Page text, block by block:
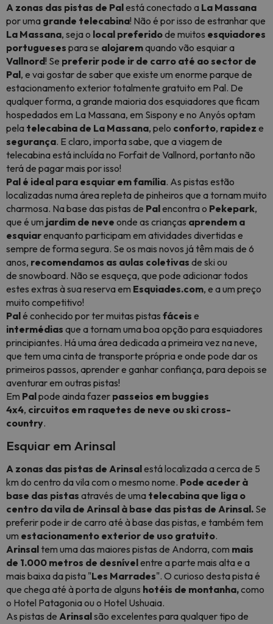
A zonas das pistas de Palestá conectado a La Massana
por uma grande telecabina! Não é por isso de estranhar que
La Massana, seja o local preferidode muitos esquiadores
portugueses para se alojaremquando vão esquiar a
Vallnord! Se preferir pode ir de carro até ao sector de
Pal, e vai gostar de saber que existe um enorme parque de
estacionamento exterior totalmente gratuito em Pal. De
qualquer forma, a grande maioria dos esquiadores que ficam
hospedados em La Massana, em Sispony e no Anyós optam
pela telecabina de La Massana, pelo conforto, rapidez e
segurança. E claro, importa sabe, que a viagem de
telecabina está incluída no Forfait de Vallnord, portanto não
terá de pagar mais por isso!
Pal é ideal para esquiar em família. As pistas estão
localizadas numa área repleta de pinheiros que a tornam muito
charmosa. Na base das pistas de Palencontra o Pekepark,
que é um jardim de neve onde as crianças aprendem a
esquiarenquanto participam em atividades divertidas e
sempre de forma segura. Se os mais novos já têm mais de 6
anos, recomendamos as aulas coletivas de ski ou
de snowboard. Não se esqueça, que pode adicionar todos
estes extras à sua reserva em Esquiades.com, e a um preço
muito competitivo!
Palé conhecido por ter muitas pistas fáceis e
intermédias que a tornam uma boa opção para esquiadores
principiantes. Há uma área dedicada a primeira vez na neve,
que tem uma cinta de transporte própria e onde pode dar os
primeiros passos, aprender e ganhar confiança, para depois se
aventurar em outras pistas!
Em Palpode ainda fazer passeios em buggies
4x4, circuitos em raquetes de neve ouski cross-
country.
Esquiar em Arinsal
A zonas das pistas de Arinsalestá localizada a cerca de 5
km do centro da vila com o mesmo nome. Pode aceder à
base das pistas através de uma telecabina que liga o
centro da vila de Arinsal à base das pistas de Arinsal. Se
preferir pode ir de carro até à base das pistas, e também tem
um estacionamento exterior de uso gratuito.
Arinsal tem uma das maiores pistas de Andorra, com mais
de 1.000 metros de desnívelentre a parte mais alta e a
mais baixa da pista "Les Marrades". O curioso desta pista é
que chega até à porta de alguns hotéis de montanha,como
o Hotel Patagonia ou o Hotel Ushuaia.
As pistas de Arinsalsão excelentes para qualquer tipo de